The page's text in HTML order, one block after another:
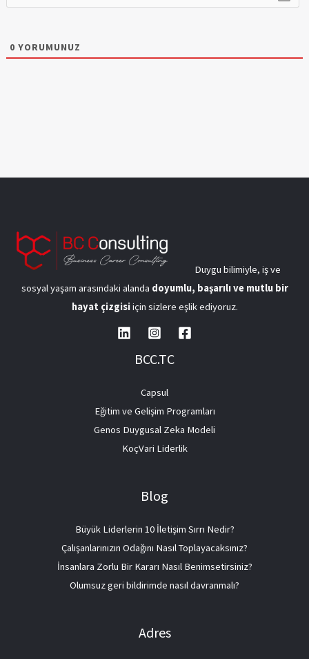
0 YORUMUNUZ
Duygu bilimiyle, iş ve
sosyal yaşam arasındaki alanda doyumlu, başarılı ve mutlu bir
hayat çizgisiiçin sizlere eşlik ediyoruz.
BCC.TC
Capsul
Eğitim ve Gelişim Programları
Genos Duygusal Zeka Modeli
KoçVari Liderlik
Blog
Büyük Liderlerin 10 İletişim Sırrı Nedir?
Çalışanlarınızın Odağını Nasıl Toplayacaksınız?
İnsanlara Zorlu Bir Kararı Nasıl Benimsetirsiniz?
Olumsuz geri bildirimde nasıl davranmalı?
Adres